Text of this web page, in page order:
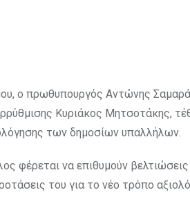
ο πρωθυπουργός Αντώνης
Κυριάκος Μητσοτάκης,
των δημοσίων υπαλλήλων.
φέρεται να επιθυμούν
του για το νέο τρόπο